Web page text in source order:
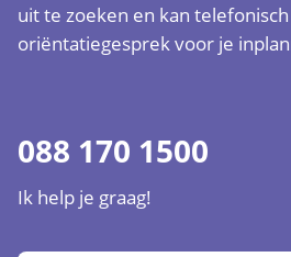
uit te zoeken en kan
oriëntatiegesprek voor je
088 170 1500
Ik help je graag!